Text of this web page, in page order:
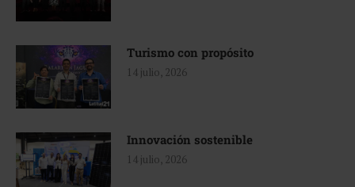
Turismo con propósito
14 julio, 2026
Innovación sostenible
14 julio, 2026